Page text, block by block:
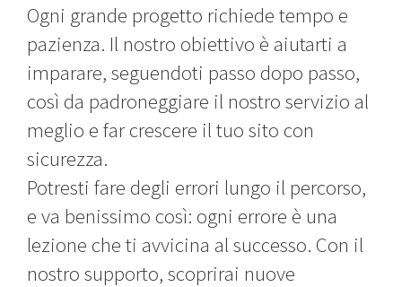
Ogni grande progetto richiede tempo e
pazienza. Il nostro obiettivo è aiutarti a
imparare, seguendoti passo dopo passo,
così da padroneggiare il nostro servizio al
meglio e far crescere il tuo sito con
sicurezza.
Potresti fare degli errori lungo il percorso,
e va benissimo così: ogni errore è una
lezione che ti avvicina al successo. Con il
nostro supporto, scoprirai nuove